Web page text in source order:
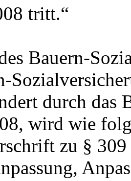
tritt.“
Bauern-
durch das
wird wie
zu §